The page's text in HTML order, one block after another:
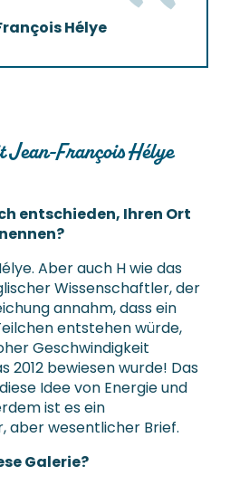
Hélye
Jean-François Hélye
entschieden, Ihren Ort
Aber auch H wie das
Wissenschaftler, der
annahm, dass ein
entstehen würde,
Geschwindigkeit
2012 bewiesen wurde! Das
Idee von Energie und
ist es ein
aber wesentlicher Brief.
Galerie?